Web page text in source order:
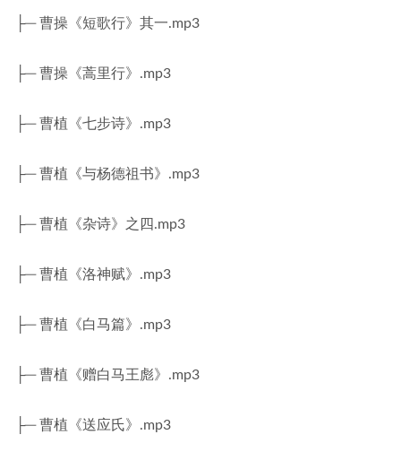
├─ 曹操《短歌行》其一.mp3
├─ 曹操《蒿里行》.mp3
├─ 曹植《七步诗》.mp3
├─ 曹植《与杨德祖书》.mp3
├─ 曹植《杂诗》之四.mp3
├─ 曹植《洛神赋》.mp3
├─ 曹植《白马篇》.mp3
├─ 曹植《赠白马王彪》.mp3
├─ 曹植《送应氏》.mp3